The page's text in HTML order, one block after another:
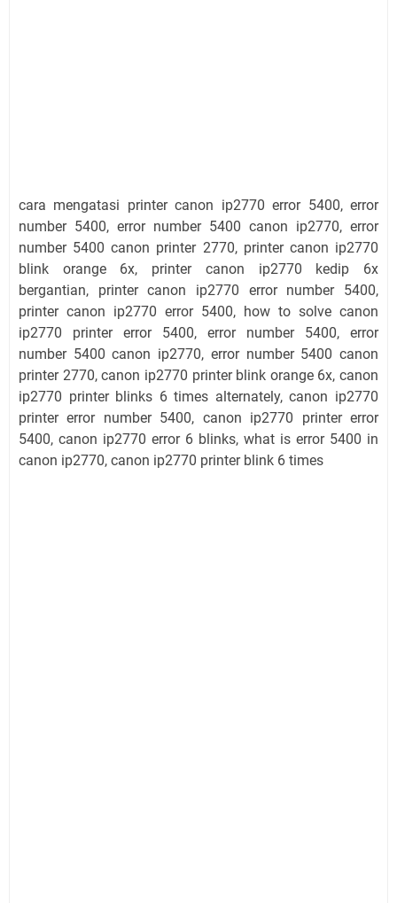
cara mengatasi printer canon ip2770 error 5400, error
number 5400, error number 5400 canon ip2770, error
number 5400 canon printer 2770, printer canon ip2770
blink orange 6x, printer canon ip2770 kedip 6x
bergantian, printer canon ip2770 error number 5400,
printer canon ip2770 error 5400, how to solve canon
ip2770 printer error 5400, error number 5400, error
number 5400 canon ip2770, error number 5400 canon
printer 2770, canon ip2770 printer blink orange 6x, canon
ip2770 printer blinks 6 times alternately, canon ip2770
printer error number 5400, canon ip2770 printer error
5400, canon ip2770 error 6 blinks, what is error 5400 in
canon ip2770, canon ip2770 printer blink 6 times